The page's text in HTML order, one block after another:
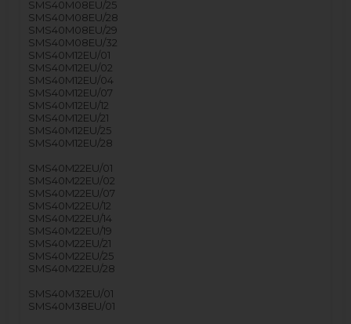
SMS40M08EU/25
SMS40M08EU/28
SMS40M08EU/29
SMS40M08EU/32
SMS40M12EU/01
SMS40M12EU/02
SMS40M12EU/04
SMS40M12EU/07
SMS40M12EU/12
SMS40M12EU/21
SMS40M12EU/25
SMS40M12EU/28
SMS40M22EU/01
SMS40M22EU/02
SMS40M22EU/07
SMS40M22EU/12
SMS40M22EU/14
SMS40M22EU/19
SMS40M22EU/21
SMS40M22EU/25
SMS40M22EU/28
SMS40M32EU/01
SMS40M38EU/01